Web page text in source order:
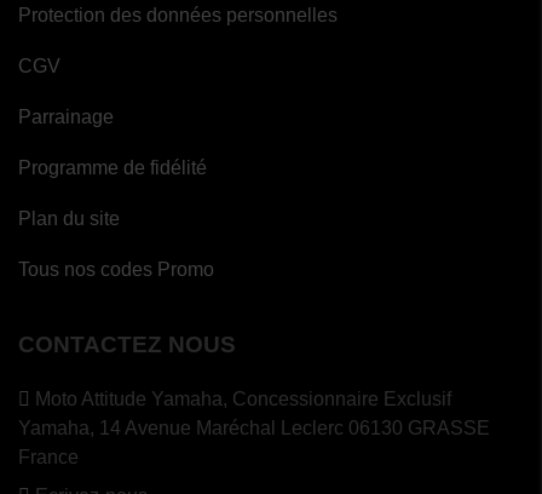
Protection des données personnelles
CGV
Parrainage
Programme de fidélité
Plan du site
Tous nos codes Promo
CONTACTEZ NOUS
Moto Attitude Yamaha, Concessionnaire Exclusif
Yamaha, 14 Avenue Maréchal Leclerc 06130 GRASSE
France